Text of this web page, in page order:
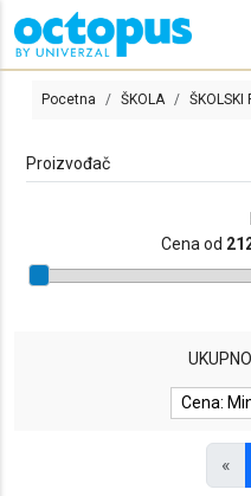
Pocetna ŠKOLA ŠKOLSKI
Proizvođač
Cena od
MUZIČKI PRIBOR
Cena:
«